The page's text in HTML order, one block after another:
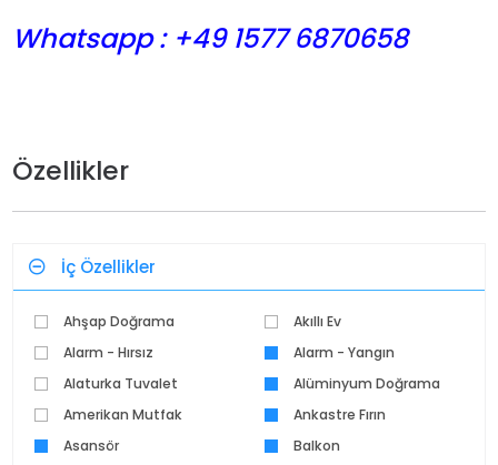
Whatsapp : +49 1577 6870658
Özellikler
İç Özellikler
Ahşap Doğrama
Akıllı Ev
Alarm - Hırsız
Alarm - Yangın
Alaturka Tuvalet
Alüminyum Doğrama
Amerikan Mutfak
Ankastre Fırın
Asansör
Balkon